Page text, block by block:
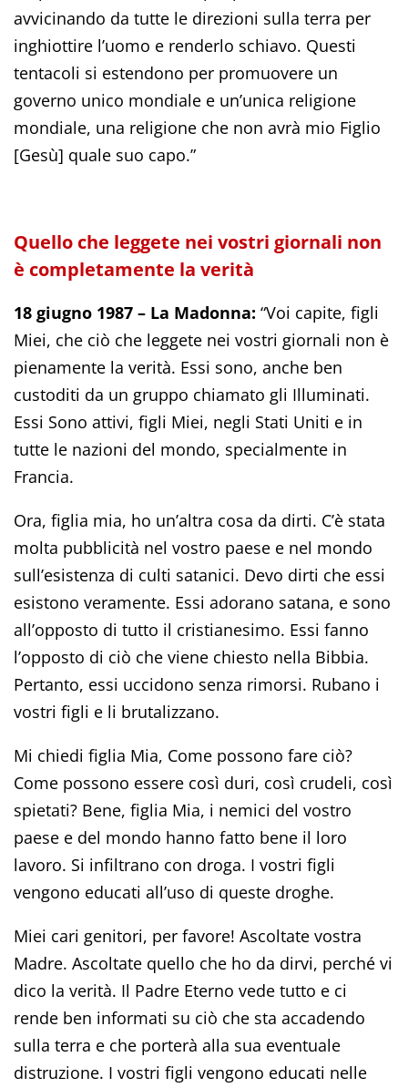
avvicinando da tutte le direzioni sulla terra per
inghiottire l’uomo e renderlo schiavo. Questi
tentacoli si estendono per promuovere un
governo unico mondiale e un’unica religione
mondiale, una religione che non avrà mio Figlio
[Gesù] quale suo capo.”
Quello che leggete nei vostri giornali non
è completamente la verità
18 giugno 1987 – La Madonna: “Voi capite, figli
Miei, che ciò che leggete nei vostri giornali non è
pienamente la verità. Essi sono, anche ben
custoditi da un gruppo chiamato gli Illuminati.
Essi Sono attivi, figli Miei, negli Stati Uniti e in
tutte le nazioni del mondo, specialmente in
Francia.
Ora, figlia mia, ho un’altra cosa da dirti. C’è stata
molta pubblicità nel vostro paese e nel mondo
sull’esistenza di culti satanici. Devo dirti che essi
esistono veramente. Essi adorano satana, e sono
all’opposto di tutto il cristianesimo. Essi fanno
l’opposto di ciò che viene chiesto nella Bibbia.
Pertanto, essi uccidono senza rimorsi. Rubano i
vostri figli e li brutalizzano.
Mi chiedi figlia Mia, Come possono fare ciò?
Come possono essere così duri, così crudeli, così
spietati? Bene, figlia Mia, i nemici del vostro
paese e del mondo hanno fatto bene il loro
lavoro. Si infiltrano con droga. I vostri figli
vengono educati all’uso di queste droghe.
Miei cari genitori, per favore! Ascoltate vostra
Madre. Ascoltate quello che ho da dirvi, perché vi
dico la verità. Il Padre Eterno vede tutto e ci
rende ben informati su ciò che sta accadendo
sulla terra e che porterà alla sua eventuale
distruzione. I vostri figli vengono educati nelle